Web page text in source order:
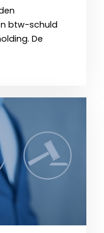
btw-schuld
De